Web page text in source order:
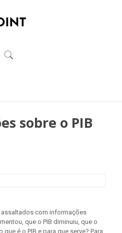
sobre o PIB
com informações
que o PIB diminuiu, que o
que é o PIB e para que serve? Para